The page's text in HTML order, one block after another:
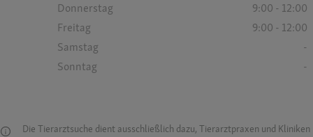
Donnerstag
9:00 - 12:00
Freitag
9:00 - 12:00
Samstag
-
Sonntag
-
Die Tierarztsuche dient ausschließlich dazu, Tierarztpraxen und Kliniken